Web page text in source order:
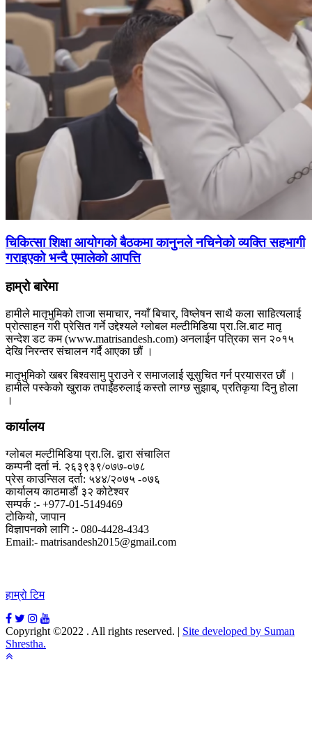
चिकित्सा शिक्षा आयोगको बैठकमा कानुनले नचिनेको व्यक्ति सहभागी
गराइएको भन्दै एमालेको आपत्ति
हाम्रो बारेमा
हामीले मातृभुमिको ताजा समाचार, नयाँ बिचार्, विष्लेषन साथै कला साहित्यलाई
प्रोत्साहन गरी प्रेसित गर्ने उद्देश्यले ग्लोबल मल्टीमिडिया प्रा.लि.बाट मातृ
सन्देश डट कम (www.matrisandesh.com) अनलाईन पत्रिका सन २०१५
देखि निरन्तर संचालन गर्दै आएका छौं ।
मातृभुमिको खबर बिश्वसामु पुराउने र समाजलाई सूसुचित गर्न प्रयासरत छौं ।
हामीले पस्केको खुराक तपाईंहरुलाई कस्तो लाग्छ सुझाब्, प्रतिकृया दिनु होला
।
कार्यालय
ग्लोबल मल्टीमिडिया प्रा.लि. द्वारा संचालित
कम्पनी दर्ता नं. २६३९३९/०७७-०७८
प्रेस काउन्सिल दर्ता: ५४४/२०७५ -०७६
कार्यालय काठमाडौं ३२ कोटेश्वर
सम्पर्क :- +977-01-5149469
टोकियो, जापान
विज्ञापनको लागि :- 080-4428-4343
Email:- matrisandesh2015@gmail.com
हाम्रो टिम
Copyright ©2022 . All rights reserved. | Site developed by Suman
Shrestha.